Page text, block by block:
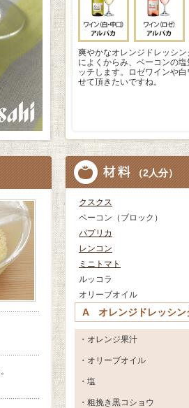
爽やかなオレンジドレッシン
によくからみ、ベーコンの
ッチします。ロゼワインや
せて頂きたいですね。
（2人分）
クスクス
ベーコン（ブロック）
パプリカ
レンコン
ミニトマト
ルッコラ
オリーブオイル
A オレンジドレッシン
・オレンジ果汁
・オリーブオイル
・塩
・粗挽き黒コショウ